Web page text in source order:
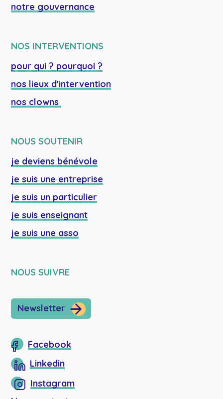
notre gouvernance
NOS INTERVENTIONS
pour qui ? pourquoi ?
nos lieux d'intervention
nos clowns
NOUS SOUTENIR
je deviens bénévole
je suis une entreprise
je suis un particulier
je suis enseignant
je suis une asso
NOUS SUIVRE
Newsletter
Facebook
Linkedin
Instagram